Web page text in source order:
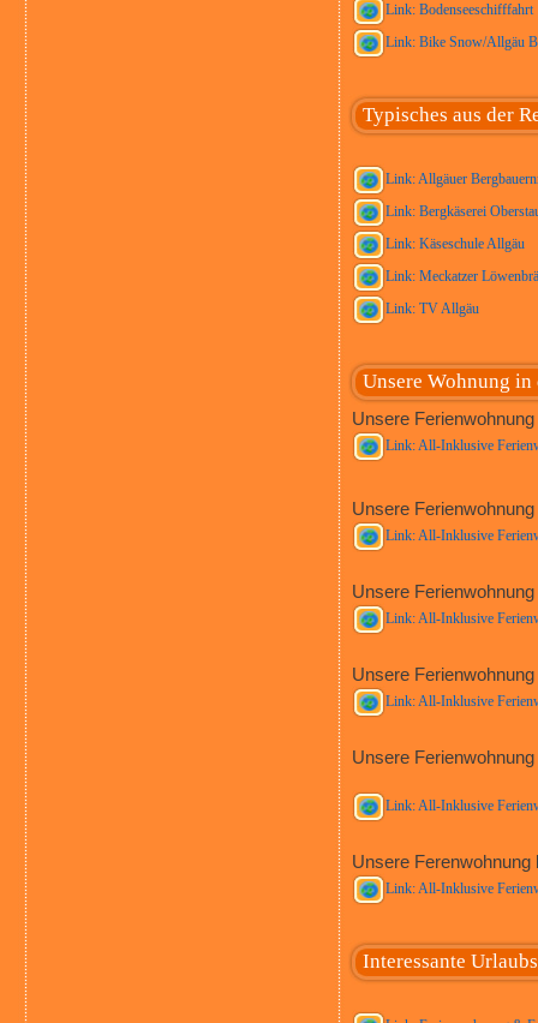
Link: Bodenseeschifffahrt
Link: Bike Snow/Allgäu
Typisches aus der
Link: Allgäuer
Link: Bergkäserei
Link: Käseschule Allgäu
Link: Meckatzer
Link: TV Allgäu
Unsere Wohnung
Unsere
Link: All-Inklusive
Unsere
Link: All-Inklusive
Unsere
Link: All-Inklusive
Unsere
Link: All-Inklusive
Unsere
Link: All-Inklusive
Unsere Ferenwohnung
Link: All-Inklusive
Interessante